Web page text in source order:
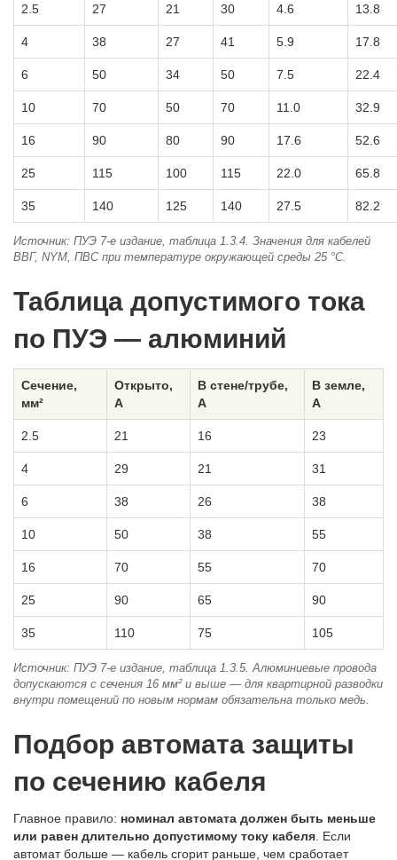
2.5 27 21 30 4.6 13.8
4 38 27 41 5.9 17.8
6 50 34 50 7.5 22.4
10 70 50 70 11.0 32.9
16 90 80 90 17.6 52.6
25 115 100 115 22.0 65.8
35 140 125 140 27.5 82.2
Источник: ПУЭ 7-е издание, таблица 1.3.4. Значения для кабелей
ВВГ, NYM, ПВС при температуре окружающей среды 25 °C.
Таблица допустимого тока
по ПУЭ — алюминий
Сечение,
мм²
Открыто,
А
В стене/трубе,
А
В земле,
А
2.5 21 16 23
4 29 21 31
6 38 26 38
10 50 38 55
16 70 55 70
25 90 65 90
35 110 75 105
Источник: ПУЭ 7-е издание, таблица 1.3.5. Алюминиевые провода
допускаются с сечения 16 мм² и выше — для квартирной разводки
внутри помещений по новым нормам обязательна только медь.
Подбор автомата защиты
по сечению кабеля
Главное правило: номинал автомата должен быть меньше
или равен длительно допустимому току кабеля . Если
автомат больше — кабель сгорит раньше, чем сработает